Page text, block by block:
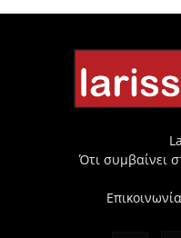
Ότι συμβαίνει